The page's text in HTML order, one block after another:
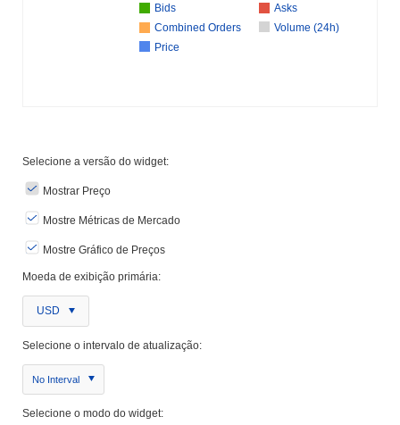
Bids
Asks
Combined Orders
Volume (24h)
Price
Selecione a versão do widget:
Mostrar Preço
Mostre Métricas de Mercado
Mostre Gráfico de Preços
Moeda de exibição primária:
USD
Selecione o intervalo de atualização:
No Interval
Selecione o modo do widget: